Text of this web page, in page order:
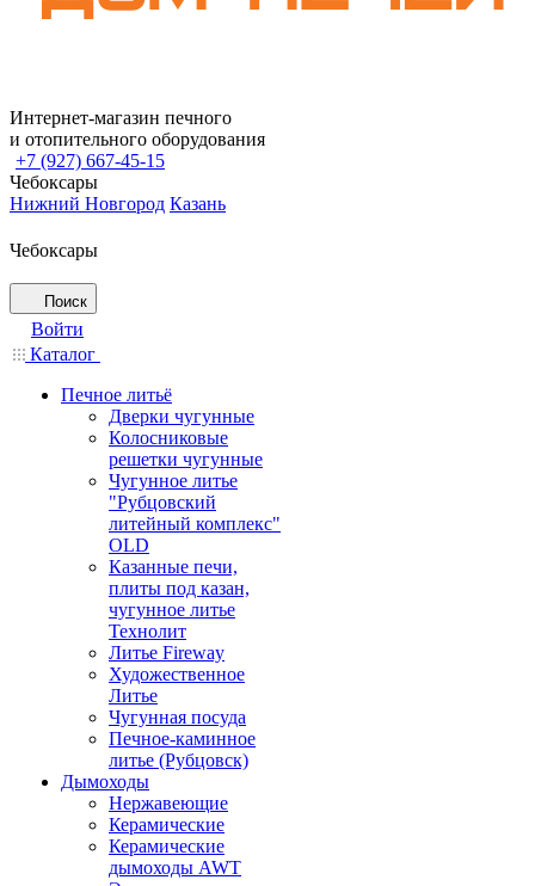
Интернет-магазин печного
и отопительного оборудования
+7 (927) 667-45-15
Чебоксары
Нижний Новгород Казань
Чебоксары
Поиск
Войти
Каталог
Печное литьё
Дверки чугунные
Колосниковые
решетки чугунные
Чугунное литье
"Рубцовский
литейный комплекс"
OLD
Казанные печи,
плиты под казан,
чугунное литье
Технолит
Литье Fireway
Художественное
Литье
Чугунная посуда
Печное-каминное
литье (Рубцовск)
Дымоходы
Нержавеющие
Керамические
Керамические
дымоходы AWT